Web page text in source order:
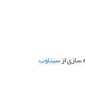
سازی ازسیناوب